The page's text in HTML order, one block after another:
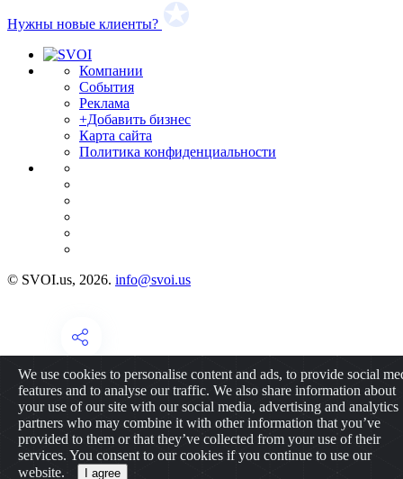
Нужны новые клиенты?
Компании
События
Реклама
+Добавить бизнес
Карта сайта
Политика конфиденциальности
© SVOI.us, 2026. info@svoi.us
We use cookies to personalise content and ads, to provide social
features and to analyse our traffic. We also share information about
your use of our site with our social media, advertising and analytics
partners who may combine it with other information that you’ve
provided to them or that they’ve collected from your use of their
services. You consent to our cookies if you continue to use our
website.
I agree